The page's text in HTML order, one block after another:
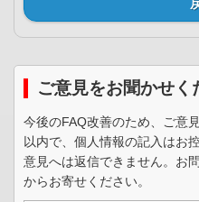
ご意見をお聞かせく
今後のFAQ改善のため、ご意
以内で、個人情報の記入はお
意見へは返信できません。お
からお寄せください。